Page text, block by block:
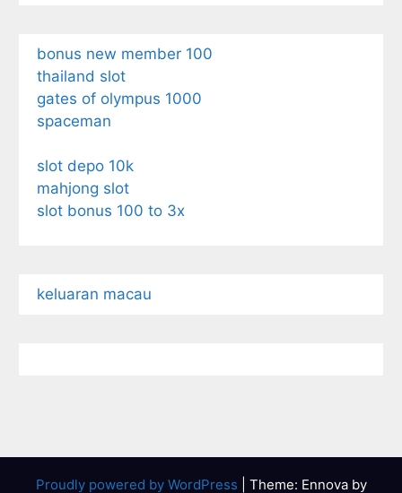
bonus new member 100
thailand slot
gates of olympus 1000
spaceman
slot depo 10k
mahjong slot
slot bonus 100 to 3x
keluaran macau
Proudly powered by WordPress Theme: Ennova by